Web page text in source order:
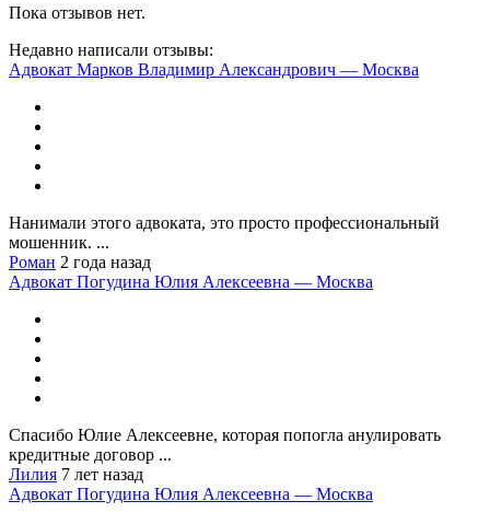
Пока отзывов нет.
Недавно написали отзывы:
Адвокат Марков Владимир Александрович — Москва
Нанимали этого адвоката, это просто профессиональный
мошенник. ...
Роман 2 года назад
Адвокат Погудина Юлия Алексеевна — Москва
Спасибо Юлие Алексеевне, которая попогла анулировать
кредитные договор ...
Лилия 7 лет назад
Адвокат Погудина Юлия Алексеевна — Москва